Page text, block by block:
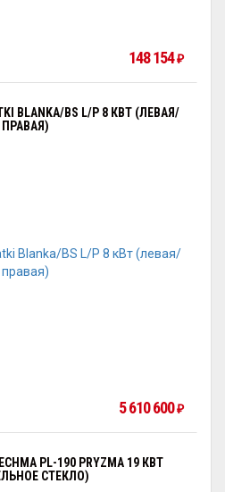
148 154₽
BLANKA/BS L/P 8 КВТ (ЛЕВАЯ/
ПРАВАЯ)
5 610 600₽
PL-190 PRYZMA 19 КВТ
СТЕКЛО)